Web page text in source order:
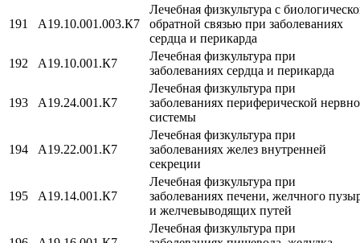
191 A19.10.001.003.К7
Лечебная физкультура с
обратной связью при заболеваниях
сердца и перикарда
192
A19.10.001.К7
Лечебная физкультура при
заболеваниях сердца и перикарда
193 A19.24.001.К7
Лечебная физкультура при
заболеваниях периферической
системы
194 A19.22.001.К7
Лечебная физкультура при
заболеваниях желез внутренней
секреции
195 A19.14.001.К7
Лечебная физкультура при
заболеваниях печени, желчного
и желчевыводящих путей
Лечебная физкультура при